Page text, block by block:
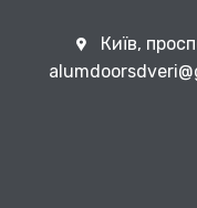
Київ,